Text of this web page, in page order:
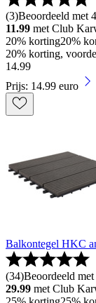
(3)Beoordeeld met
11.99 met Club
20% korting20%
20% korting,
14.99
Prijs: 14.99 euro
Balkontegel HKC
(34)Beoordeeld
29.99 met Club